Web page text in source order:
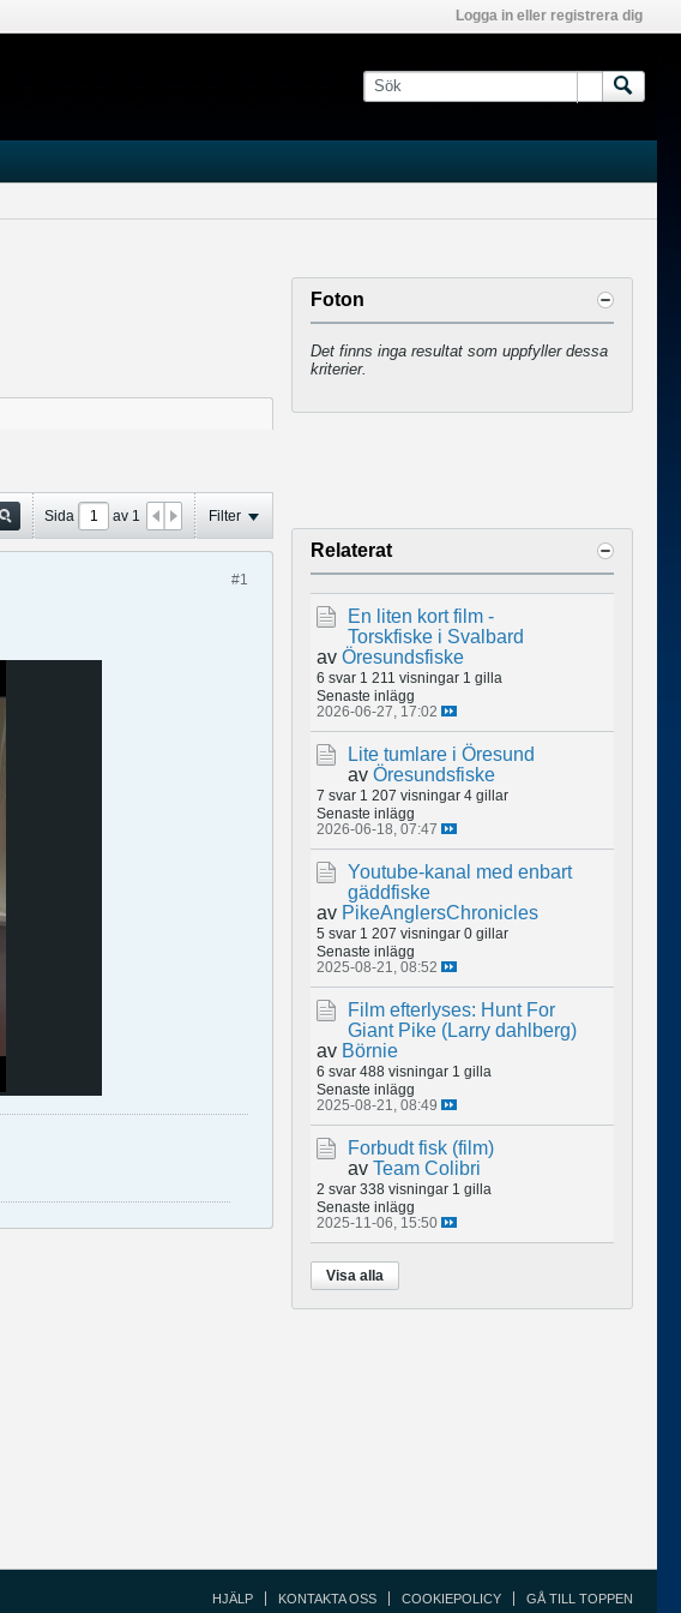
Logga in eller registrera dig
Sida av 1 Filter
#1
Foton
Det finns inga resultat som uppfyller dessa
kriterier.
Relaterat
En liten kort film -
Torskfiske i Svalbard
av Öresundsfiske
6 svar 1 211 visningar 1 gilla
Senaste inlägg
2026-06-27, 17:02
Lite tumlare i Öresund
av Öresundsfiske
7 svar 1 207 visningar 4 gillar
Senaste inlägg
2026-06-18, 07:47
Youtube-kanal med enbart
gäddfiske
av PikeAnglersChronicles
5 svar 1 207 visningar 0 gillar
Senaste inlägg
2025-08-21, 08:52
Film efterlyses: Hunt For
Giant Pike (Larry dahlberg)
av Börnie
6 svar 488 visningar 1 gilla
Senaste inlägg
2025-08-21, 08:49
Forbudt fisk (film)
av Team Colibri
2 svar 338 visningar 1 gilla
Senaste inlägg
2025-11-06, 15:50
Visa alla
HJÄLP KONTAKTA OSS COOKIEPOLICY GÅ TILL TOPPEN